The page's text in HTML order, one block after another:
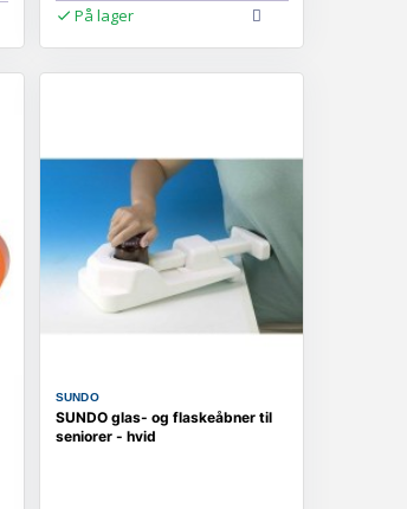
På lager
SUNDO
SUNDO glas- og flaskeåbner til
seniorer - hvid